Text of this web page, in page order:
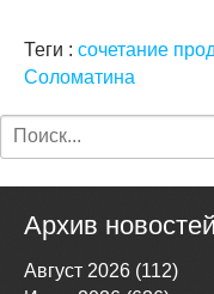
Теги : сочетание
Соломатина
Архив новостей
Август 2026 (112)